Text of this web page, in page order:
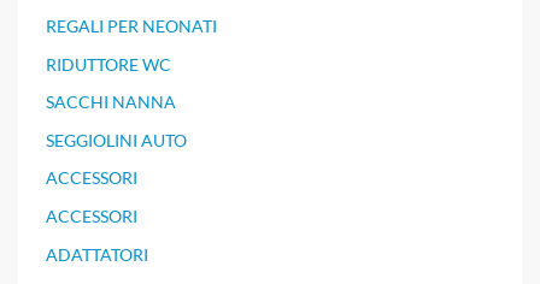
REGALI PER NEONATI
RIDUTTORE WC
SACCHI NANNA
SEGGIOLINI AUTO
ACCESSORI
ACCESSORI
ADATTATORI